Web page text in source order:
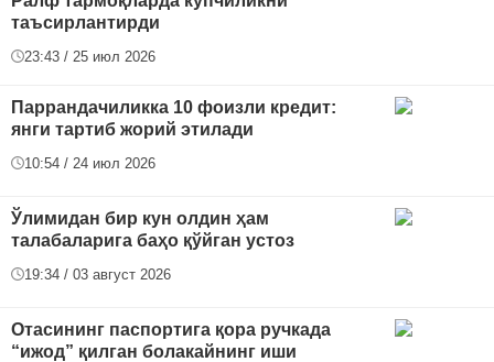
таъсирлантирди
23:43 / 25 июл 2026
Паррандачиликка 10 фоизли кредит:
янги тартиб жорий этилади
10:54 / 24 июл 2026
Ўлимидан бир кун олдин ҳам
талабаларига баҳо қўйган устоз
19:34 / 03 август 2026
Отасининг паспортига қора ручкада
“ижод” қилган болакайнинг иши